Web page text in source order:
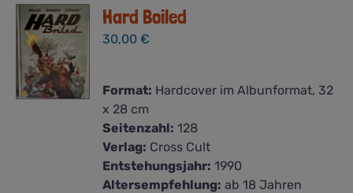
Hard Boiled
30,00€
Format: Hardcover im Albunformat, 32
x 28 cm
Seitenzahl: 128
Verlag: Cross Cult
Entstehungsjahr: 1990
Altersempfehlung: ab 18 Jahren